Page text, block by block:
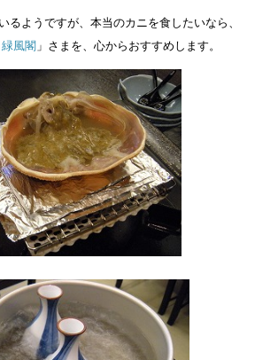
るようですが、本当のカニを食したいなら、
風閣 」 さまを、心からおすすめします。